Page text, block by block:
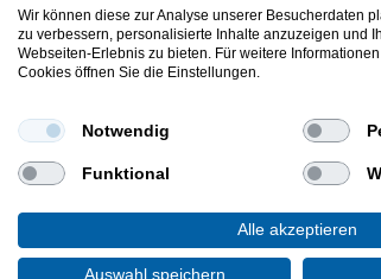
Einsatzmöglichkeiten und eine solide
BKK Einzelhaken
Klassischer Allroundhaken für
Für Süß- und Salzwasser
Nadelscharfe Hakenspitze
Geeignet für Zielfische wie
Wir können diese zur Analyse unserer Besucherdaten
zu verbessern, personalisierte Inhalte anzuzeigen und
Webseiten-Erlebnis zu bieten. Für weitere
Cookies öffnen Sie die Einstellungen.
Notwendig
Funktional
Alle akzeptieren
Auswahl speichern